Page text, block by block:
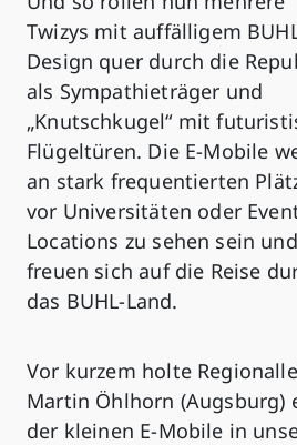
Twizys mit auffälligem
Design quer durch die
als Sympathieträger und
„Knutschkugel“ mit
Flügeltüren. Die E-Mobile
an stark frequentierten
vor Universitäten oder
Locations zu sehen sein und
freuen sich auf die Reise
das BUHL-Land.
Vor kurzem holte
Martin Öhlhorn (Augsburg)
der kleinen E-Mobile in